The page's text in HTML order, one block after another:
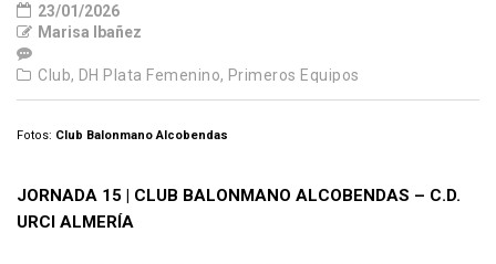
23/01/2026
Marisa Ibañez
Club, DH Plata Femenino, Primeros Equipos
Fotos: Club Balonmano Alcobendas
JORNADA 15 | CLUB BALONMANO ALCOBENDAS – C.D.
URCI ALMERÍA